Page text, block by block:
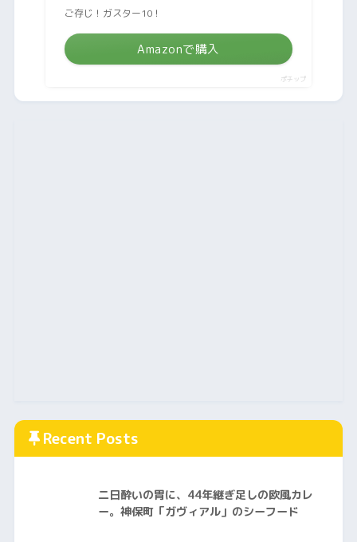
ご存じ！ガスター10！
Amazonで購入
ポチップ
Recent Posts
二日酔いの胃に、44年継ぎ足しの欧風カレ
ー。神保町「ガヴィアル」のシーフード